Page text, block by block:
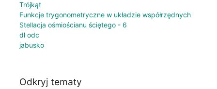
Trójkąt
Funkcje trygonometryczne w układzie współrzędnych
Stellacja ośmiościanu ściętego - 6
dł odc
jabusko
Odkryj tematy